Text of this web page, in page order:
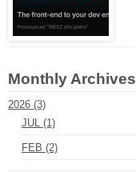
Monthly Archives
2026 (3)
JUL (1)
FEB (2)